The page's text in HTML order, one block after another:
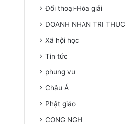
Đối thoại-Hòa giải
DOANH NHAN TRI THUC
Xã hội học
Tin tức
phung vu
Châu Á
Phật giáo
CONG NGHI